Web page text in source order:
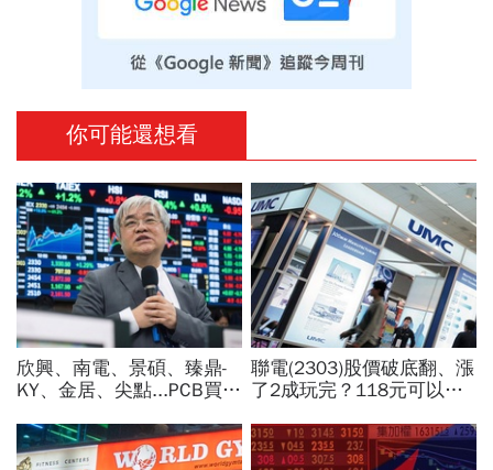
你可能還想看
欣興、南電、景碩、臻鼎-
KY、金居、尖點...PCB買誰
11月末升段首選，V轉反彈
最快
聯電(2303)股價破底翻、漲
了2成玩完？118元可以
賣超5.7萬張，可能原因曝
光